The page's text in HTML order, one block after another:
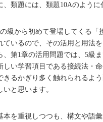
類題には、類題10Aのように
級から初めて登場してくる「
いるので、その活用と用法
第1章の活用問題では、5級
い学習項目である接続法・
るかぎり多く触れられるよ
と思います。
本を重視しつつも、構文や語